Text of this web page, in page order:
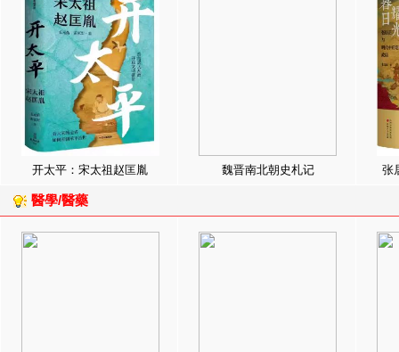
开太平：宋太祖赵匡胤 魏晋南北朝史札记 张
醫學/醫藥